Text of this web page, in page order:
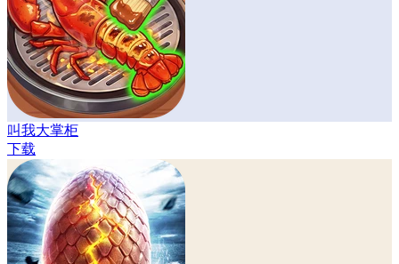
叫我大掌柜
下载